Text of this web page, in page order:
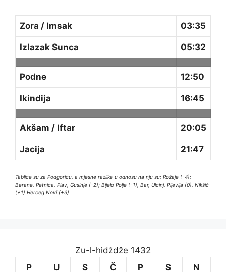
Zora / Imsak 03:35
Izlazak Sunca 05:32
Podne 12:50
Ikindija 16:45
Akšam / Iftar 20:05
Jacija 21:47
Tablice su za Podgoricu, a mjesne razlike u odnosu na nju su: Rožaje (-4);
Berane, Petnica, Plav, Gusinje (-2); Bijelo Polje (-1), Bar, Ulcinj, Pljevlja (0), Nikšić
(+1) Herceg Novi (+3)
Zu-l-hidždže 1432
P
U S Č P S N